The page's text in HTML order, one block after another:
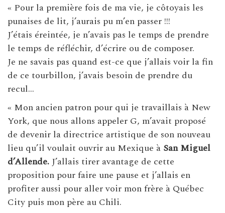
« Pour la première fois de ma vie, je côtoyais les
punaises de lit, j’aurais pu m’en passer !!!
J’étais éreintée, je n’avais pas le temps de prendre
le temps de réfléchir, d’écrire ou de composer.
Je ne savais pas quand est-ce que j’allais voir la fin
de ce tourbillon, j’avais besoin de prendre du
recul…
« Mon ancien patron pour qui je travaillais à New
York, que nous allons appeler G, m’avait proposé
de devenir la directrice artistique de son nouveau
lieu qu’il voulait ouvrir au Mexique à San Miguel
d’Allende. J’allais tirer avantage de cette
proposition pour faire une pause et j’allais en
profiter aussi pour aller voir mon frère à Québec
City puis mon père au Chili.